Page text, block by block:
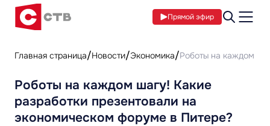
Прямой эфир
Главная страница Новости Экономика Роботы на каждом
Роботы на каждом шагу! Какие
разработки презентовали на
экономическом форуме в Питере?